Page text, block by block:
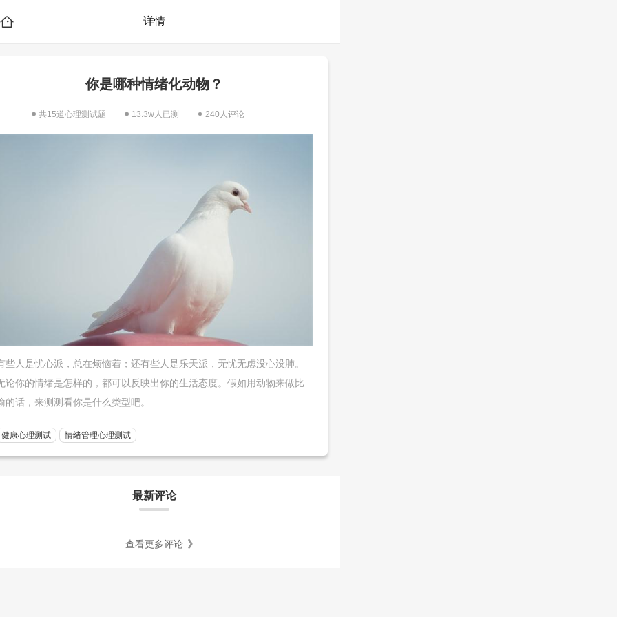
详情
你是哪种情绪化动物？
共15道心理测试题 13.3w人已测 240人评论
些人是忧心派，总在烦恼着；还有些人是乐天派，无忧无虑没心没肺。
论你的情绪是怎样的，都可以反映出你的生活态度。假如用动物来做比
的话，来测测看你是什么类型吧。
健康心理测试 情绪管理心理测试
最新评论
查看更多评论